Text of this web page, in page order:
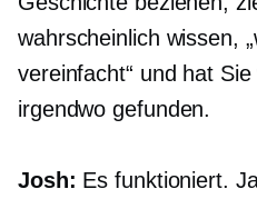
wahrscheinlich wissen,
vereinfacht“ und hat
irgendwo gefunden.
Josh: Es funktioniert.